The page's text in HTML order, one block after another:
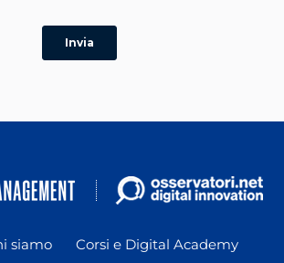
siamo Corsi e Digital Academy